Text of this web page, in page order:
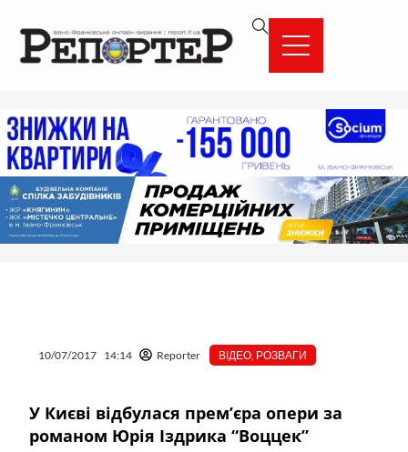
вмісту
10/07/2017 14:14 Reporter ВІДЕО РОЗВАГИ
У Києві відбулася прем’єра опери за
романом Юрія Іздрика “Воццек”